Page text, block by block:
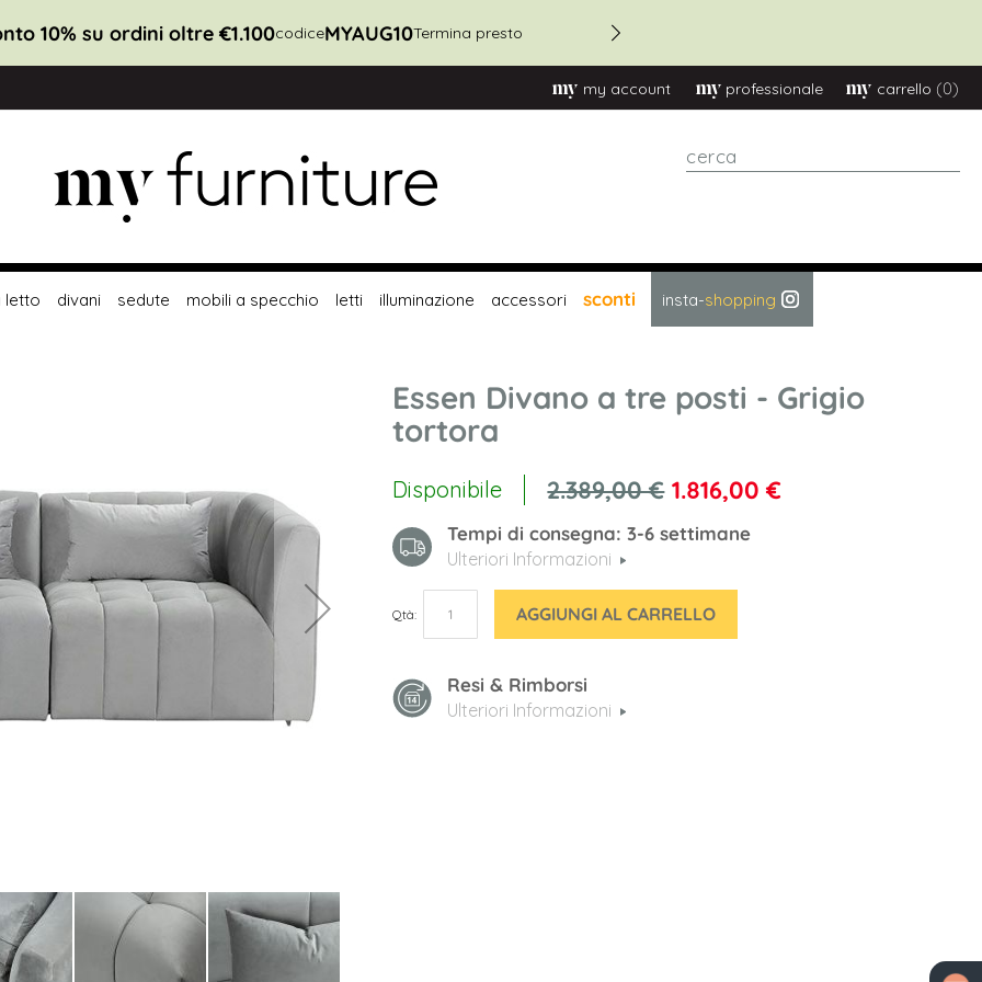
Sconto 20% su ordini oltre €2.700codiceMYAUG20 Termina presto
my account professionale carrello (0)
cerca
letto divani sedute mobili a specchio letti illuminazione accessori sconti insta-shopping
Essen Divano a tre posti - Grigio
tortora
Disponibile 1.816,00 €
2.389,00 €
Tempi di consegna: 3-6 settimane
Ulteriori Informazioni
Qtà AGGIUNGI AL CARRELLO
Resi & Rimborsi
Ulteriori Informazioni